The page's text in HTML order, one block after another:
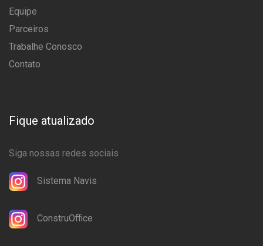
Equipe
Parceiros
Trabalhe Conosco
Contato
Fique atualizado
Siga nossas redes sociais
Sistema Navis
ConstruOffice